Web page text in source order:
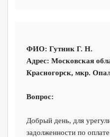
ФИО: Гутник Г. Н.
Адрес: Московская
Красногорск, мкр.
Вопрос:
Добрый день, для
задолженности по